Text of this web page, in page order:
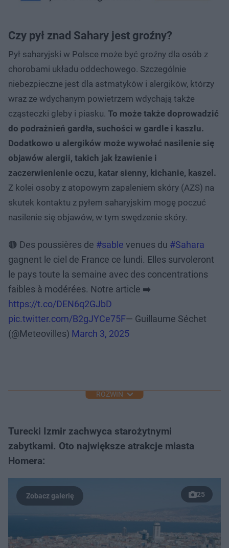
Czy pył znad Sahary jest groźny?
Pył saharyjski w Polsce może być groźny dla osób z
chorobami układu oddechowego. Szczególnie
niebezpieczne jest dla astmatyków i alergików, którzy
wraz ze wdychanym powietrzem wdychają także
cząsteczki gleby i piasku. To może także doprowadzić
do podrażnień gardła, suchości w gardle i kaszlu.
Dodatkowo u alergików może wywołać nasilenie się
objawów alergii, takich jak łzawienie i
zaczerwienienie oczu, katar sienny, kichanie, kaszel.
Z kolei osoby z atopowym zapaleniem skóry (AZS) na
skutek kontaktu z pyłem saharyjskim mogę poczuć
nasilenie się objawów, w tym swędzenie skóry.
🟤 Des poussières de #sable venues du #Sahara
gagnent le ciel de France ce lundi. Elles survoleront
le pays toute la semaine avec des concentrations
faibles à modérées. Notre article ➡️
https://t.co/DEN6q2GJbD
pic.twitter.com/B2gJYCe75F— Guillaume Séchet
(@Meteovilles) March 3, 2025
ROZWIŃ
Turecki Izmir zachwyca starożytnymi
zabytkami. Oto największe atrakcje miasta
Homera:
25